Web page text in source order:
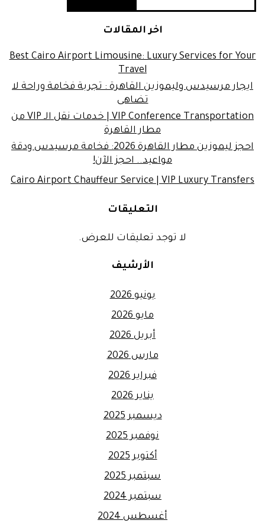
اخر المقالات
Best Cairo Airport Limousine: Luxury Services for Your
Travel
ايجار مرسيدس وليموزين القاهرة : تجربة فخامة وراحة لا
تضاهى
VIP Conference Transportation | خدمات نقل الـ VIP من
مطار القاهرة
احجز ليموزين مطار القاهرة 2026: فخامة مرسيدس ودقة
مواعيد.. احجز الآن!
Cairo Airport Chauffeur Service | VIP Luxury Transfers
التعليقات
لا توجد تعليقات للعرض.
الأرشيف
يونيو 2026
مايو 2026
أبريل 2026
مارس 2026
فبراير 2026
يناير 2026
ديسمبر 2025
نوفمبر 2025
أكتوبر 2025
سبتمبر 2025
سبتمبر 2024
أغسطس 2024